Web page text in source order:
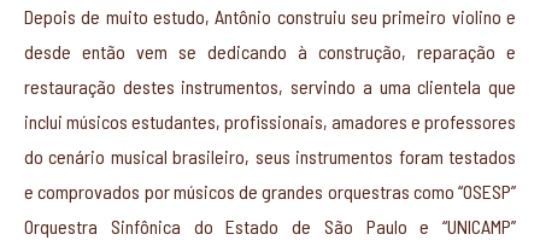
Depois de muito estudo, Antônio construiu seu primeiro violino e
desde então vem se dedicando à construção, reparação e
restauração destes instrumentos, servindo a uma clientela que
inclui músicos estudantes, profissionais, amadores e professores
do cenário musical brasileiro, seus instrumentos foram testados
e comprovados por músicos de grandes orquestras como “OSESP”
Orquestra Sinfônica do Estado de São Paulo e “UNICAMP”